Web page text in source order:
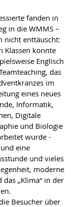
fanden in
in die WMMS –
nicht enttäuscht:
Klassen konnte
Englisch
das
im
eines neues
Informatik,
Digitale
und Biologie
wurde -
eine
und vieles
moderne
„Klima“ in der
Besucher über